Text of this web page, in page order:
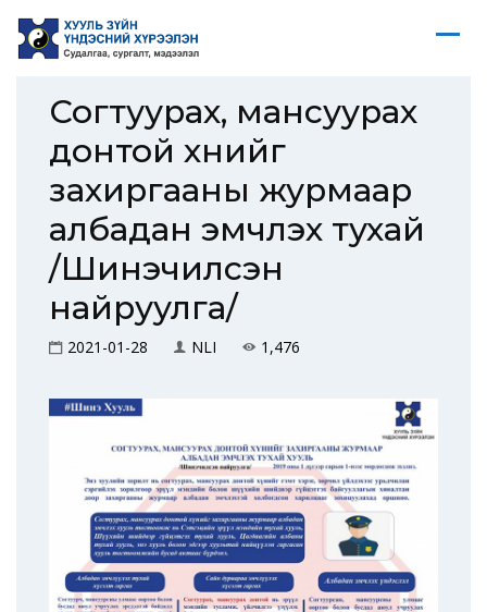
Согтуурах, мансуурах
донтой хүнийг
захиргааны журмаар
албадан эмчлэх тухай
/Шинэчилсэн
найруулга/
2021-01-28 NLI 1,476